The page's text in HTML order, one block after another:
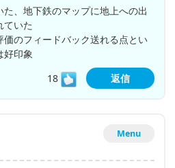
、地下鉄のマップに地上への出
ていた
のフィードバック送れる点とい
好印象
18
返信
Menu